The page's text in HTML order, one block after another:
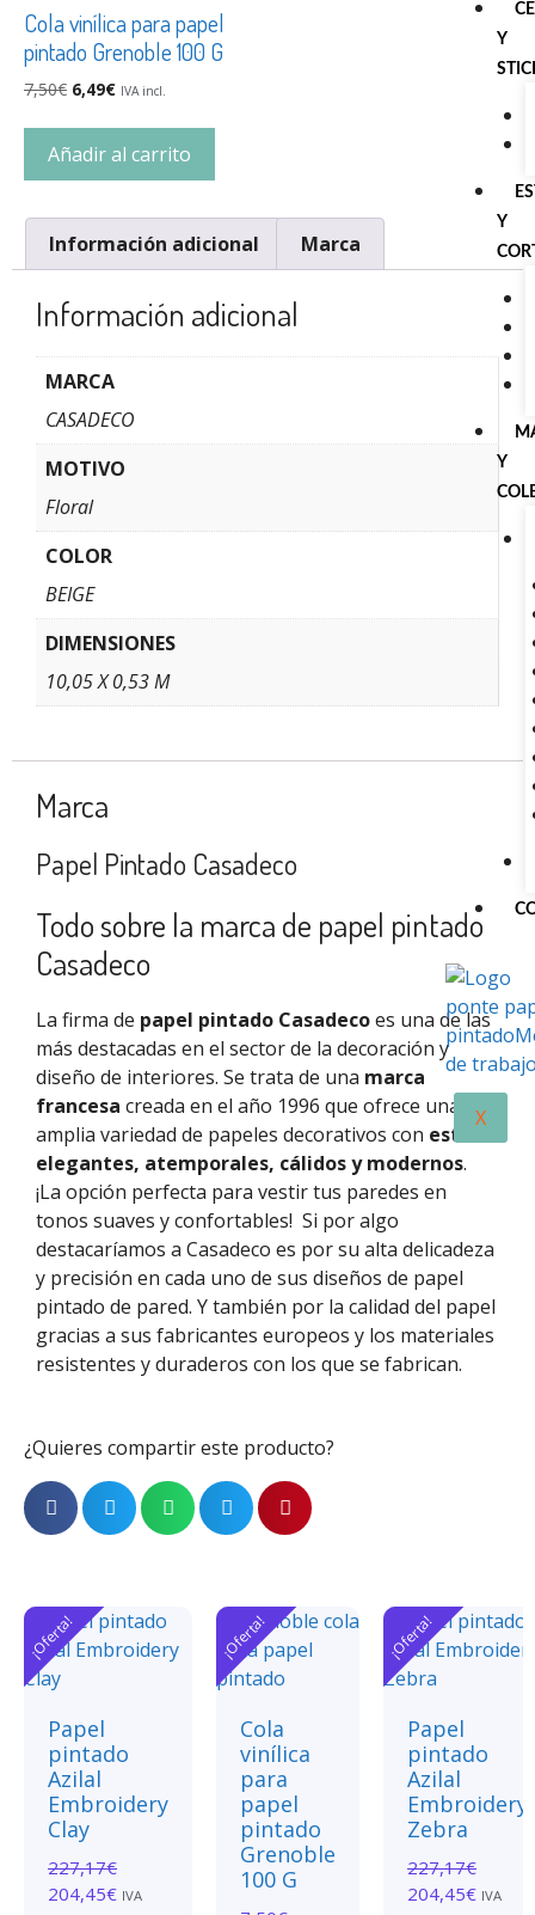
Y
Y
Y
X
Cola vinílica para papel
pintado Grenoble 100 G
7,50€ 6,49€ IVA incl.
Añadir al carrito
Información adicional Marca
Información adicional
MARCA
CASADECO
MOTIVO
Floral
COLOR
BEIGE
DIMENSIONES
10,05 X 0,53 M
Marca
Papel Pintado Casadeco
Todo sobre la marca de papel pintado
Casadeco
La firma de papel pintado Casadecoes una de las
más destacadas en el sector de la decoración y
diseño de interiores. Se trata de una marca
francesa creada en el año 1996 que ofrece una
amplia variedad de papeles decorativos con estilos
elegantes, atemporales, cálidos y modernos.
¡La opción perfecta para vestir tus paredes en
tonos suaves y confortables! Si por algo
destacaríamos a Casadeco es por su alta delicadeza
y precisión en cada uno de sus diseños de papel
pintado de pared. Ytambién por la calidad del papel
gracias a sus fabricantes europeos y los materiales
resistentes y duraderos con los que se fabrican.
¿Quieres compartir este producto?
¡Oferta!
Papel
pintado
Azilal
Embroidery
Clay
227,17€
204,45€ IVA
¡Oferta!
Cola
vinílica
para
papel
pintado
Grenoble
100 G
¡Oferta!
Papel
pintado
Azilal
Embroidery
Zebra
227,17€
204,45€ IVA